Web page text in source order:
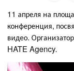
11 апреля на
конференция,
видео.
HATE Agency.